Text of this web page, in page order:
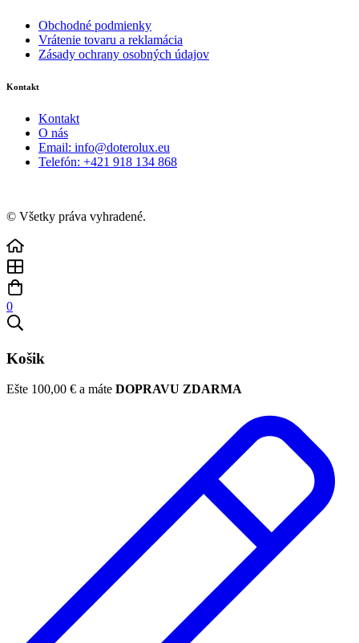
Obchodné podmienky
Vrátenie tovaru a reklamácia
Zásady ochrany osobných údajov
Kontakt
Kontakt
O nás
Email: info@doterolux.eu
Telefón: +421 918 134 868
© Všetky práva vyhradené.
0
Košik
Ešte 100,00 € a máte DOPRAVU ZDARMA